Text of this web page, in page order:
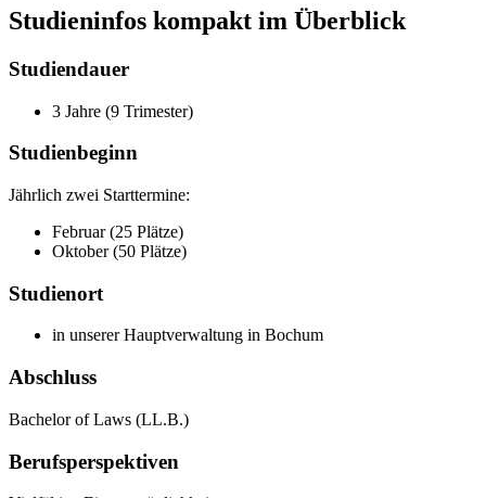
Studieninfos kompakt im Überblick
Studiendauer
3 Jahre (9 Trimester)
Studienbeginn
Jährlich zwei Starttermine:
Februar (25 Plätze)
Oktober (50 Plätze)
Studienort
in unserer Hauptverwaltung in Bochum
Abschluss
Bachelor of Laws (LL.B.)
Berufsperspektiven